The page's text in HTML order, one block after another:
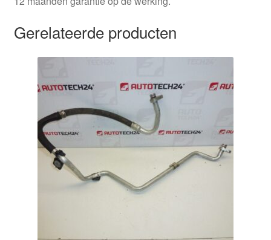
Gerelateerde producten